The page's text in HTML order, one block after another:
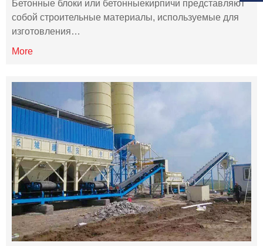
Бетонные блоки или бетонныекирпичи представляют
собой строительные материалы, используемые для
изготовления…
More